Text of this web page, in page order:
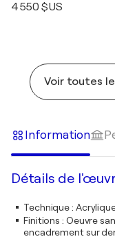
4 550 $US
Voir toutes
Information
Détails de
Technique:
Finitions : Oeuvre
encadrement sur